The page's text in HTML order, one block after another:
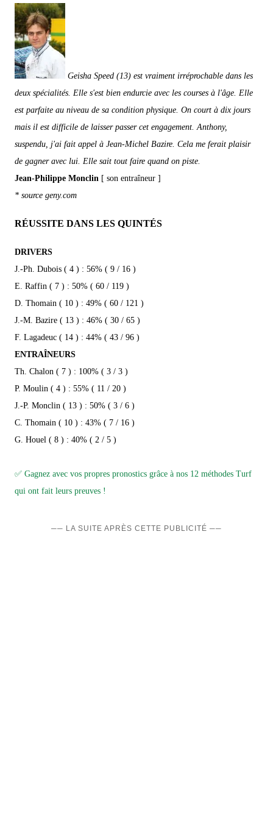
Geisha Speed (13) est vraiment irréprochable dans les
deux spécialités. Elle s'est bien endurcie avec les courses à l'âge. Elle
est parfaite au niveau de sa condition physique. On court à dix jours
mais il est difficile de laisser passer cet engagement. Anthony,
suspendu, j'ai fait appel à Jean-Michel Bazire. Cela me ferait plaisir
de gagner avec lui. Elle sait tout faire quand on piste.
Jean-Philippe Monclin [ son entraîneur ]
* source geny.com
RÉUSSITE DANS LES QUINTÉS
DRIVERS
J.-Ph. Dubois ( 4 ) : 56% ( 9 / 16 )
E. Raffin ( 7 ) : 50% ( 60 / 119 )
D. Thomain ( 10 ) : 49% ( 60 / 121 )
J.-M. Bazire ( 13 ) : 46% ( 30 / 65 )
F. Lagadeuc ( 14 ) : 44% ( 43 / 96 )
ENTRAÎNEURS
Th. Chalon ( 7 ) : 100% ( 3 / 3 )
P. Moulin ( 4 ) : 55% ( 11 / 20 )
J.-P. Monclin ( 13 ) : 50% ( 3 / 6 )
C. Thomain ( 10 ) : 43% ( 7 / 16 )
G. Houel ( 8 ) : 40% ( 2 / 5 )
✅ Gagnez avec vos propres pronostics grâce à nos 12 méthodes Turf
qui ont fait leurs preuves !
── LA SUITE APRÈS CETTE PUBLICITÉ ──